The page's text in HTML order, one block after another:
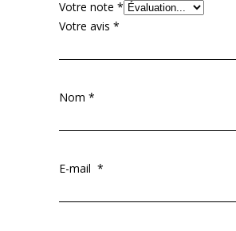
Votre note *
Votre avis *
Nom *
E-mail *